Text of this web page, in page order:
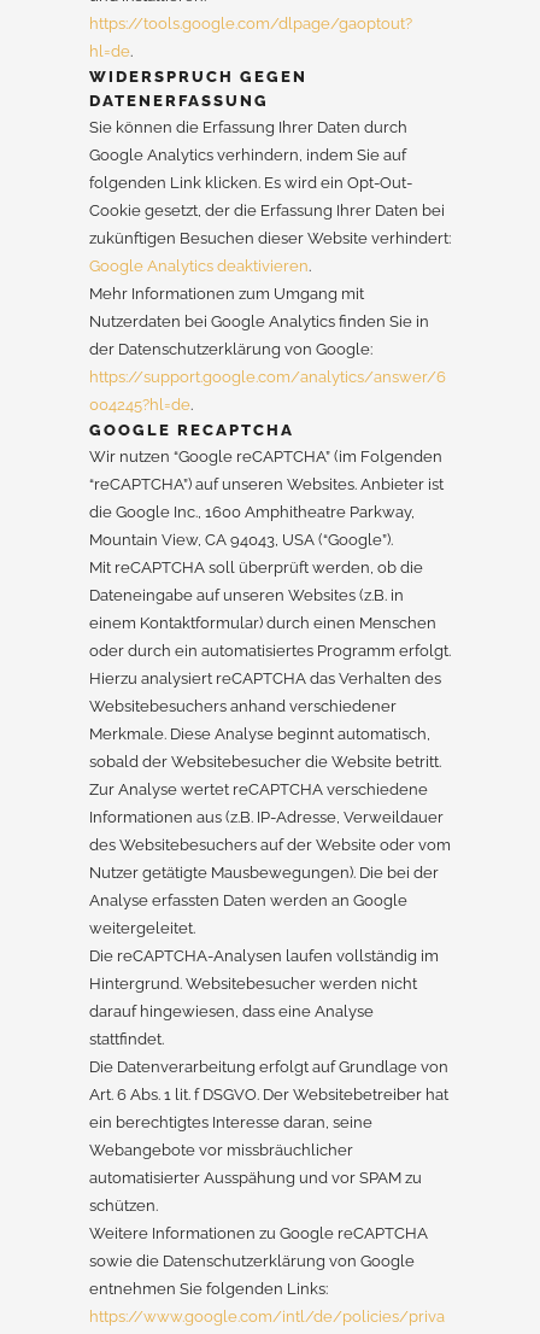
https://tools.google.com/dlpage/gaoptout?
hl=de.
WIDERSPRUCH GEGEN
DATENERFASSUNG
Sie können die Erfassung Ihrer Daten durch
Google Analytics verhindern, indem Sie auf
folgenden Link klicken. Es wird ein Opt-Out-
Cookie gesetzt, der die Erfassung Ihrer Daten bei
zukünftigen Besuchen dieser Website verhindert:
Google Analytics deaktivieren.
Mehr Informationen zum Umgang mit
Nutzerdaten bei Google Analytics finden Sie in
der Datenschutzerklärung von Google:
https://support.google.com/analytics/answer/6
004245?hl=de.
GOOGLE RECAPTCHA
Wir nutzen “Google reCAPTCHA” (im Folgenden
“reCAPTCHA”) auf unseren Websites. Anbieter ist
die Google Inc., 1600 Amphitheatre Parkway,
Mountain View, CA 94043, USA (“Google”).
Mit reCAPTCHA soll überprüft werden, ob die
Dateneingabe auf unseren Websites (z.B. in
einem Kontaktformular) durch einen Menschen
oder durch ein automatisiertes Programm erfolgt.
Hierzu analysiert reCAPTCHA das Verhalten des
Websitebesuchers anhand verschiedener
Merkmale. Diese Analyse beginnt automatisch,
sobald der Websitebesucher die Website betritt.
Zur Analyse wertet reCAPTCHA verschiedene
Informationen aus (z.B. IP-Adresse, Verweildauer
des Websitebesuchers auf der Website oder vom
Nutzer getätigte Mausbewegungen). Die bei der
Analyse erfassten Daten werden an Google
weitergeleitet.
Die reCAPTCHA-Analysen laufen vollständig im
Hintergrund. Websitebesucher werden nicht
darauf hingewiesen, dass eine Analyse
stattfindet.
Die Datenverarbeitung erfolgt auf Grundlage von
Art. 6 Abs. 1 lit. f DSGVO. Der Websitebetreiber hat
ein berechtigtes Interesse daran, seine
Webangebote vor missbräuchlicher
automatisierter Ausspähung und vor SPAM zu
schützen.
Weitere Informationen zu Google reCAPTCHA
sowie die Datenschutzerklärung von Google
entnehmen Sie folgenden Links:
https://www.google.com/intl/de/policies/priva